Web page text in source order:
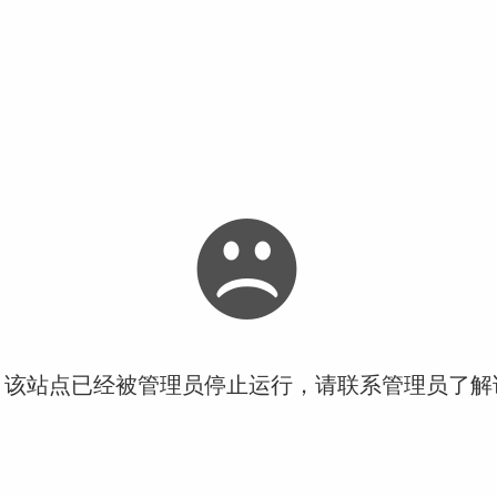
站点已经被管理员停止运行，请联系管理员了